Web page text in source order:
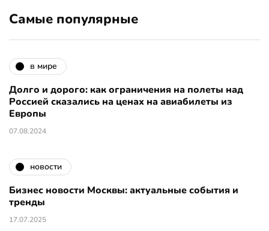
Самые популярные
в мире
Долго и дорого: как ограничения на полеты над
Россией сказались на ценах на авиабилеты из
Европы
07.08.2024
новости
Бизнес новости Москвы: актуальные события и
тренды
17.07.2025